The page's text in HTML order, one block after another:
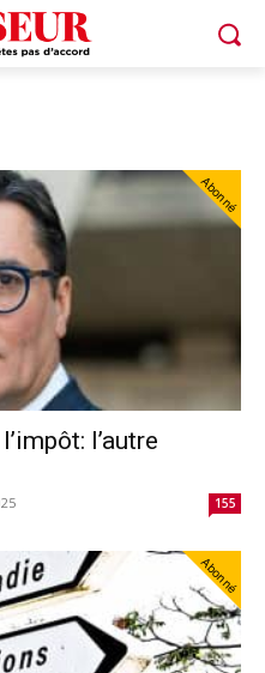
Abonné
l’autre
155
Abonné